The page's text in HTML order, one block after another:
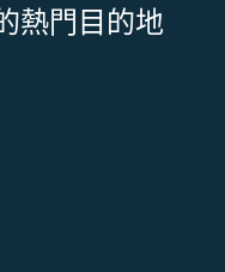
熱門目的地